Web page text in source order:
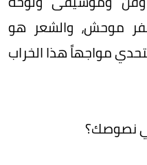
موحش، والشعر هو
مواجهاً هذا الخراب
نصوصك؟